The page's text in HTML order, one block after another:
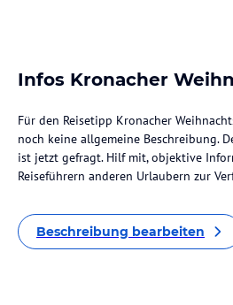
Infos Kronacher
Für den Reisetipp Kronacher
noch keine allgemeine Beschreibung.
ist jetzt gefragt. Hilf mit, objektive
Reiseführern anderen Urlaubern zur
Beschreibung bearbeiten